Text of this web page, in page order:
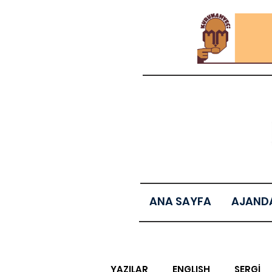
ANA SAYFA
YAZILAR ENGLISH SERGİ